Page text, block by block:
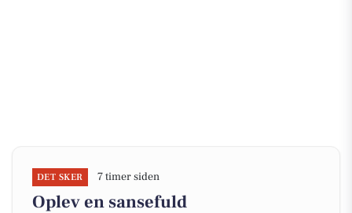
DET SKER 7 timer siden
Oplev en sansefuld